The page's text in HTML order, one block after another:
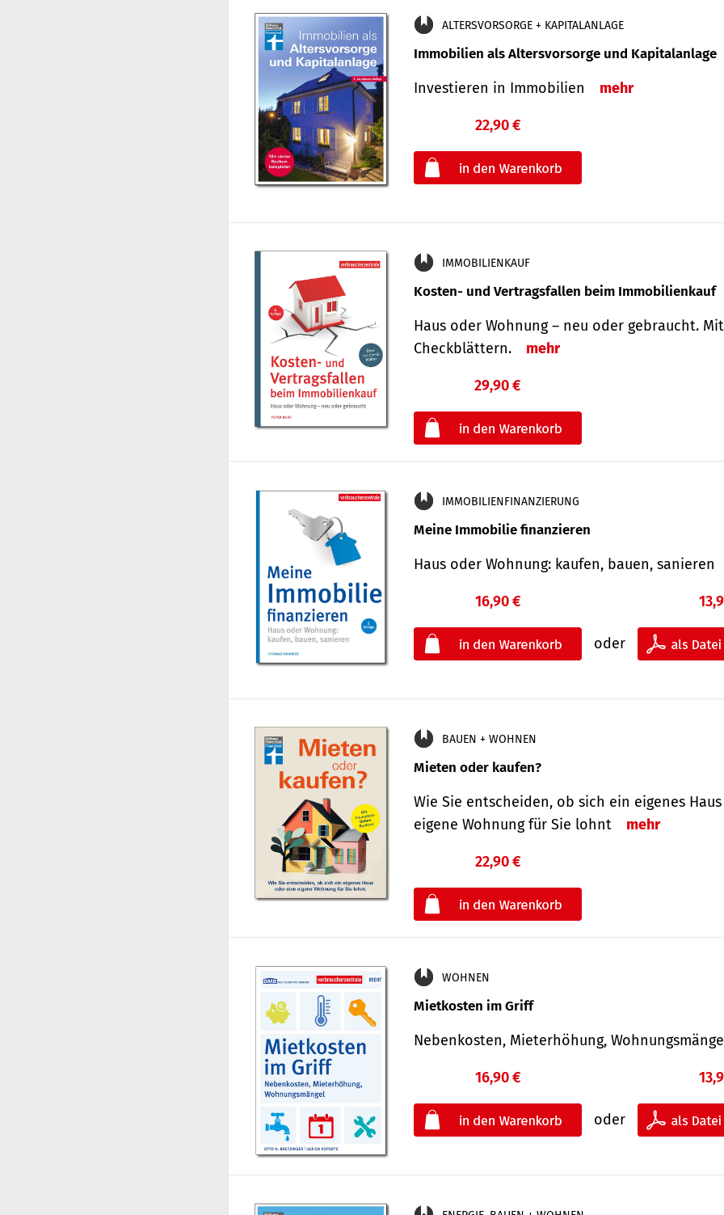
ALTERSVORSORGE + KAPITALANLAGE
Immobilien als Altersvorsorge und Kapitalanlage
Investieren in Immobilien mehr
22,90 €
IMMOBILIENKAUF
Kosten- und Vertragsfallen beim Immobilienkauf
Haus oder Wohnung – neu oder gebraucht.
Check­blättern.
mehr
29,90 €
IMMOBILIENFINANZIERUNG
Meine Immobilie finanzieren
Haus oder Wohnung: kaufen, bauen, sanieren
16,90 €
oder
BAUEN + WOHNEN
Mieten oder kaufen?
Wie Sie entscheiden, ob sich ein eigenes
eigene Wohnung für Sie lohnt
mehr
22,90 €
WOHNEN
Mietkosten im Griff
Nebenkosten, Mieterhöhung,
16,90 €
oder